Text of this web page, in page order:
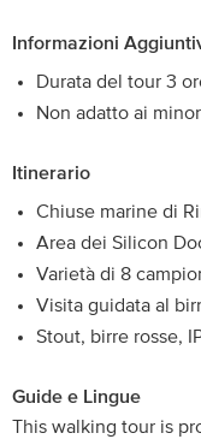
Informazioni
Durata del tour 3
Non adatto ai
Itinerario
Chiuse marine di
Area dei Silicon
Varietà di 8
Visita guidata al
Stout, birre rosse,
Guide e Lingue
This walking tour is